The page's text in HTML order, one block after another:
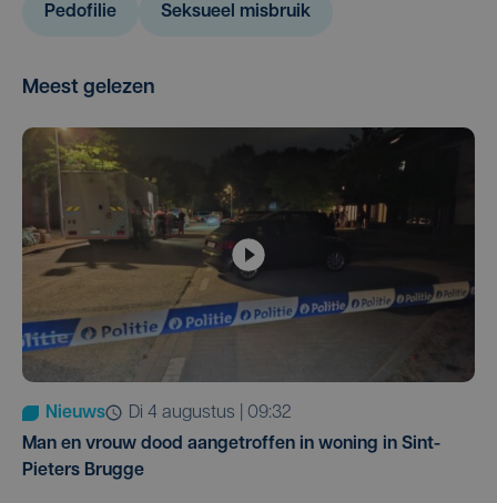
Pedofilie Seksueel misbruik
Meest gelezen
Nieuws
di 4 augustus | 09:32
Man en vrouw dood aangetroffen in woning in Sint-
Pieters Brugge